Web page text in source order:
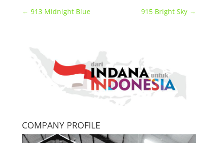
← 913 Midnight Blue 915 Bright Sky →
COMPANY PROFILE